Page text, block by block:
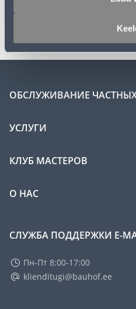
ОБСЛУЖИВАНИЕ
УСЛУГИ
КЛУБ МАСТЕРОВ
О НАС
СЛУЖБА ПОДДЕРЖКИ Е-
Пн-Пт 8:00-17:00
klienditugi@bauhof.ee